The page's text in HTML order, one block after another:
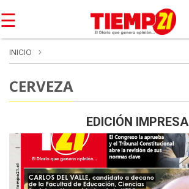
☰
INICIO
CERVEZA
EDICIÓN IMPRESA